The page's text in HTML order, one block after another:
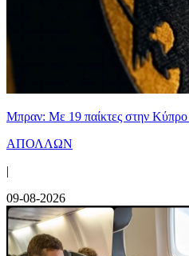
Μπραν: Με 19 παίκτες στην Κύπρο
ΑΠΟΛΛΩΝ
|
09-08-2026